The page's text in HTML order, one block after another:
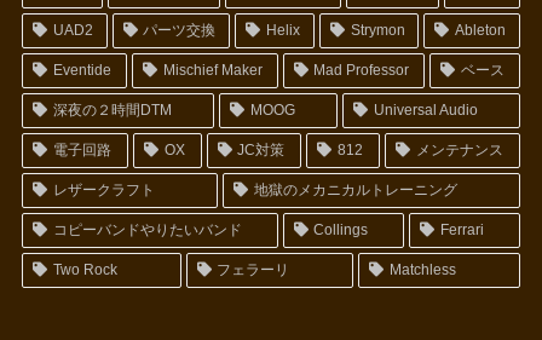
UAD2 パーツ交換 Helix Strymon Ableton
Eventide Mischief Maker Mad Professor ベース
深夜の２時間DTM MOOG Universal Audio
電子回路 OX JC対策 812 メンテナンス
レザークラフト 地獄のメカニカルトレーニング
コピーバンドやりたいバンド Collings Ferrari
Two Rock フェラーリ Matchless